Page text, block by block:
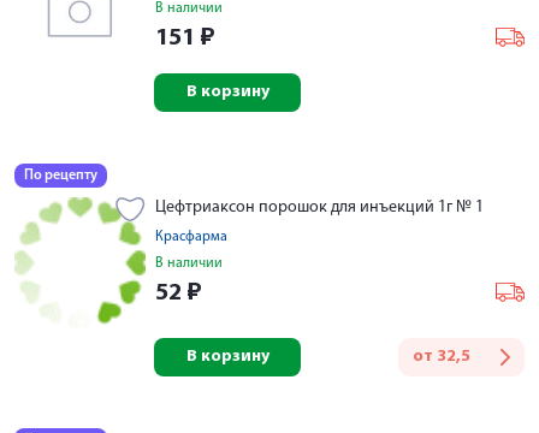
В наличии
151 ₽
В корзину
По рецепту
Цефтриаксон порошок для инъекций 1г № 1
Красфарма
В наличии
52 ₽
от 32,5
В корзину